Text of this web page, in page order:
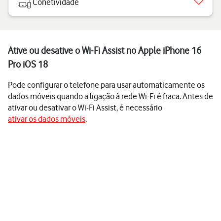
Conetividade
Ative ou desative o Wi-Fi Assist no Apple iPhone 16
Pro iOS 18
Pode configurar o telefone para usar automaticamente os
dados móveis quando a ligação à rede Wi-Fi é fraca. Antes de
ativar ou desativar o Wi-Fi Assist, é necessário
ativar os dados móveis.